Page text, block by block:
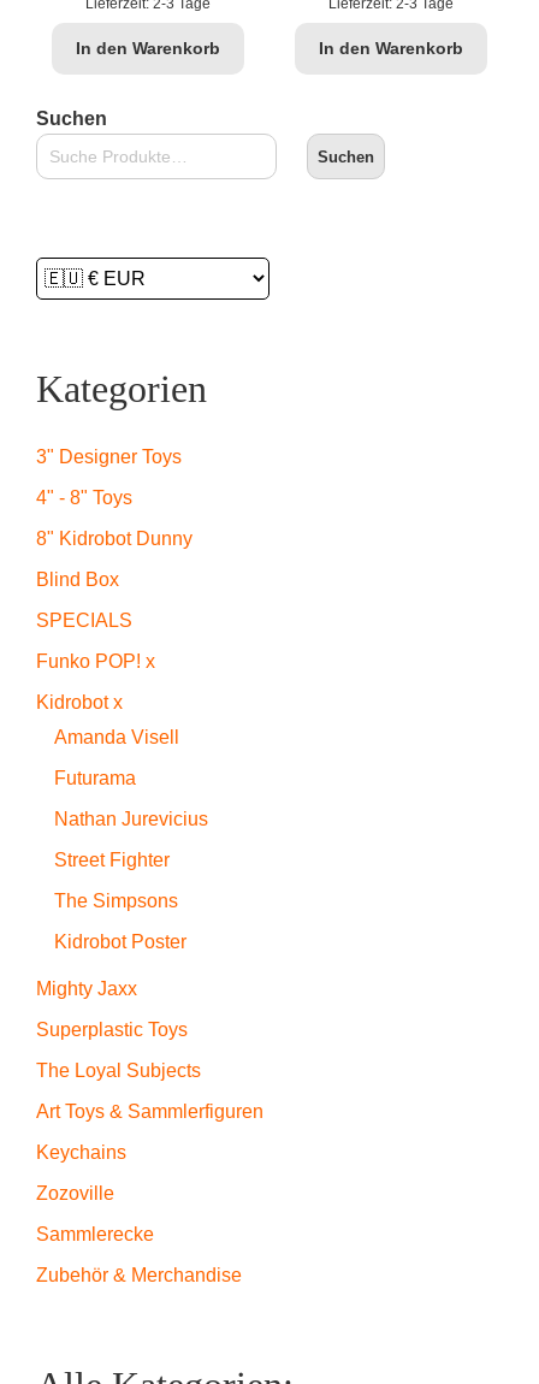
Lieferzeit: 2-3 Tage
In den Warenkorb
Lieferzeit:2-3 Tage
In den Warenkorb
Suchen
Suchen
Kategorien
3" Designer Toys
4" - 8" Toys
8" Kidrobot Dunny
Blind Box
SPECIALS
Funko POP! x
Kidrobot x
Amanda Visell
Futurama
Nathan Jurevicius
Street Fighter
The Simpsons
Kidrobot Poster
Mighty Jaxx
Superplastic Toys
The Loyal Subjects
Art Toys & Sammlerfiguren
Keychains
Zozoville
Sammlerecke
Zubehör & Merchandise